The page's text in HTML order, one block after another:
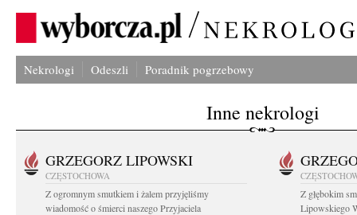
Nekrologi Odeszli Poradnik pogrzebowy
Inne nekrologi
GRZEGORZ LIPOWSKI
CZĘSTOCHOWA
Z ogromnym smutkiem i żalem przyjęliśmy
wiadomość o śmierci naszego Przyjaciela
Z głębokim
Lipowskiego